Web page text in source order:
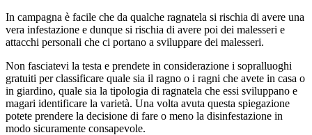
In campagna è facile che da qualche ragnatela si rischia di avere una
vera infestazione e dunque si rischia di avere poi dei malesseri e
attacchi personali che ci portano a sviluppare dei malesseri.
Non fasciatevi la testa e prendete in considerazione i sopralluoghi
gratuiti per classificare quale sia il ragno o i ragni che avete in casa o
in giardino, quale sia la tipologia di ragnatela che essi sviluppano e
magari identificare la varietà. Una volta avuta questa spiegazione
potete prendere la decisione di fare o meno la disinfestazione in
modo sicuramente consapevole.